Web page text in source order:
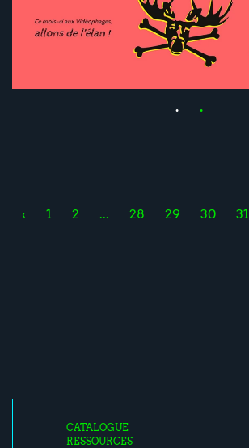
‹ 1 2 ... 28 29 30 31
CATALOGUE
RESSOURCES